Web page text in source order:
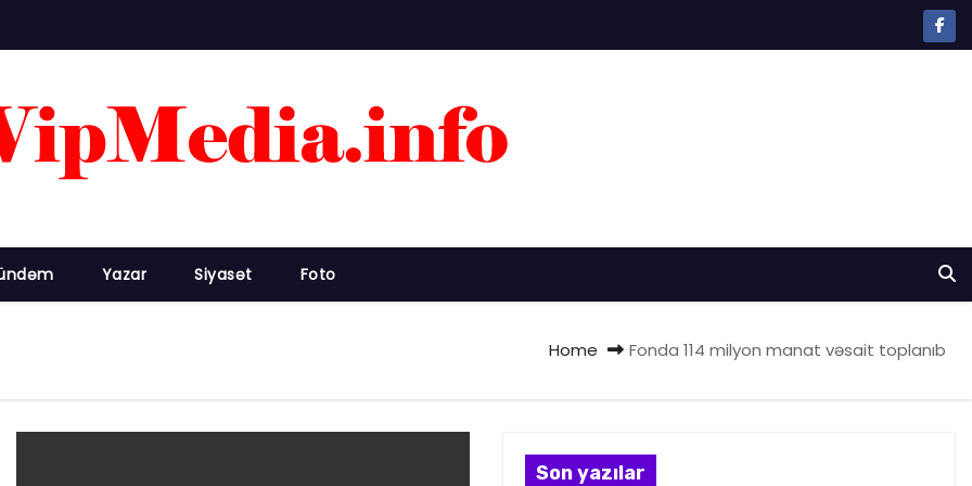
Yazar Siyasət Foto
Home Fonda 114 milyon manat vəsait toplanıb
Son yazılar